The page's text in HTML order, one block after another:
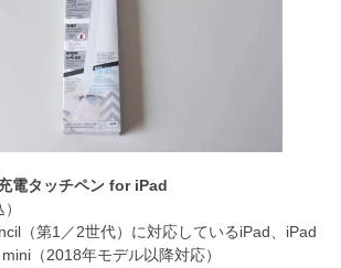
電タッチペン for iPad
（第1／2世代）に対応しているiPad、iPad
（2018年モデル以降対応）